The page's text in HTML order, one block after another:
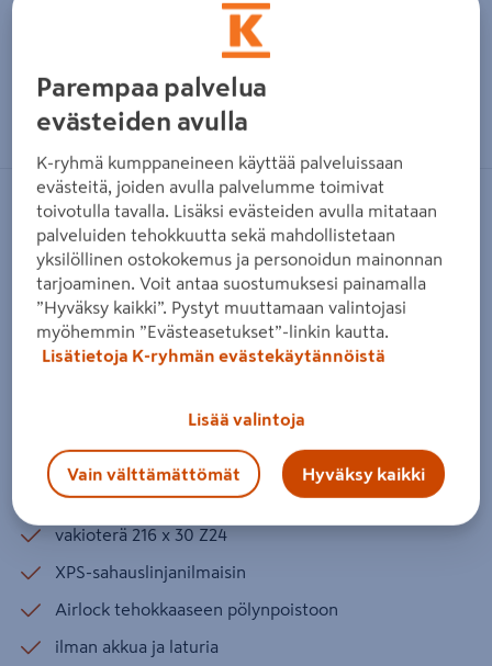
Zoomaa kuvaa sormilla kosketusnäytöllä
Akkujiirisaha DeWalt DCS777N XR
Flexvolt 54V runko
DEWALT
Tuotenumero :501720982 EAN-koodi: 5035048651087
vasen 50°, sahaussyvyys maks. 80 mm. Terä 216
x 30 mm. Pikalukittavat jiirauskulmat. Akku ja
laturi myydään erikseen.
vakioterä 216 x 30 Z24
XPS-sahauslinjanilmaisin
Airlock tehokkaaseen pölynpoistoon
ilman akkua ja laturia
Parempaa palvelua
evästeiden avulla
K-ryhmä kumppaneineen käyttää palveluissaan
evästeitä, joiden avulla palvelumme toimivat
toivotulla tavalla. Lisäksi evästeiden avulla mitataan
palveluiden tehokkuutta sekä mahdollistetaan
yksilöllinen ostokokemus ja personoidun mainonnan
tarjoaminen. Voit antaa suostumuksesi painamalla
”Hyväksy kaikki”. Pystyt muuttamaan valintojasi
myöhemmin ”Evästeasetukset”-linkin kautta.
Lisätietoja K-ryhmän evästekäytännöistä
Lisää valintoja
Vain välttämättömät Hyväksy kaikki